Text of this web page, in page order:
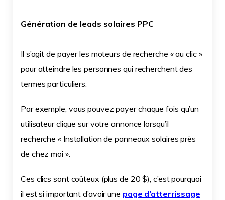
Génération de leads solaires PPC
Il s’agit de payer les moteurs de recherche « au clic »
pour atteindre les personnes qui recherchent des
termes particuliers.
Par exemple, vous pouvez payer chaque fois qu’un
utilisateur clique sur votre annonce lorsqu’il
recherche « Installation de panneaux solaires près
de chez moi ».
Ces clics sont coûteux (plus de 20 $), c’est pourquoi
il est si important d’avoir une page d’atterrissage